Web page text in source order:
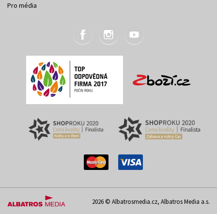
Pro média
2026 © Albatrosmedia.cz, Albatros Media a.s.